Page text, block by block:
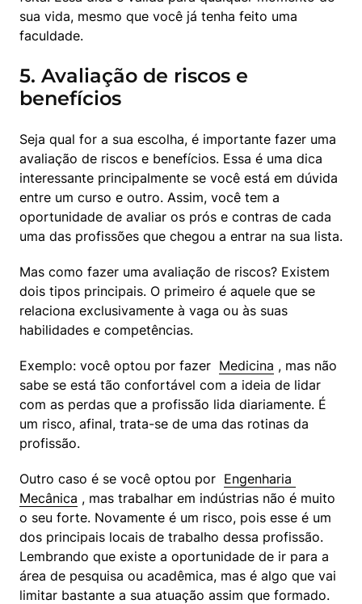
sua vida, mesmo que você já tenha feito uma
faculdade.
5. Avaliação de riscos e
benefícios
Seja qual for a sua escolha, é importante fazer uma
avaliação de riscos e benefícios. Essa é uma dica
interessante principalmente se você está em dúvida
entre um curso e outro. Assim, você tem a
oportunidade de avaliar os prós e contras de cada
uma das profissões que chegou a entrar na sua lista.
Mas como fazer uma avaliação de riscos? Existem
dois tipos principais. O primeiro é aquele que se
relaciona exclusivamente à vaga ou às suas
habilidades e competências.
Exemplo: você optou por fazer Medicina , mas não
sabe se está tão confortável com a ideia de lidar
com as perdas que a profissão lida diariamente. É
um risco, afinal, trata-se de uma das rotinas da
profissão.
Outro caso é se você optou por Engenharia
Mecânica , mas trabalhar em indústrias não é muito
o seu forte. Novamente é um risco, pois esse é um
dos principais locais de trabalho dessa profissão.
Lembrando que existe a oportunidade de ir para a
área de pesquisa ou acadêmica, mas é algo que vai
limitar bastante a sua atuação assim que formado.